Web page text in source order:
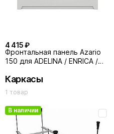
4 415 ₽
Фронтальная панель Azario
150 для ADELINA / ENRICA /
AV.0010150F белая
Каркасы
1 товар
В наличии